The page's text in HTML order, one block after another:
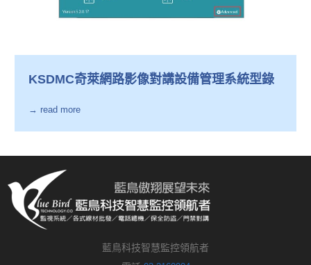
KSDMC奇萊網路影像對講設備管理系統型錄
→ read more
藍鳥科技智慧監控領航者